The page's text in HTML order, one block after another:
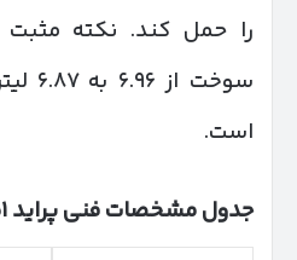
را حمل کند. نکته
است.
جدول مشخصات فنی پراید